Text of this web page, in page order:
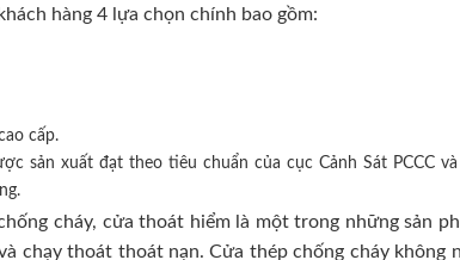
hàng 4 lựa chọn chính bao gồm:
cấp.
sản xuất đạt theo tiêu chuẩn của cục Cảnh Sát PCCC
cháy, cửa thoát hiểm là một trong những sản
chạy thoát thoát nạn. Cửa thép chống cháy